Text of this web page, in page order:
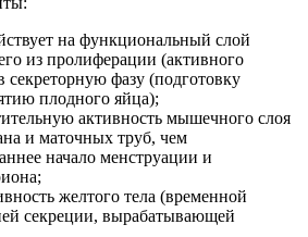
на функциональный слой
из пролиферации (активного
секреторную фазу (подготовку
плодного яйца);
активность мышечного слоя
и маточных труб, чем
начало менструации и
желтого тела (временной
секреции, вырабатывающей